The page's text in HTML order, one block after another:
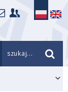
szukaj...